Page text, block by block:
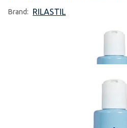
Brand: RILASTIL